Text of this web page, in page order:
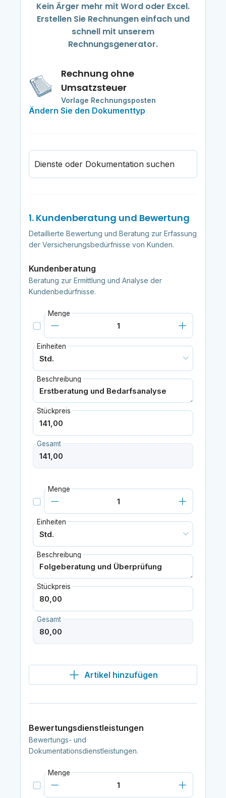
Kein Ärger mehr mit Word oder Excel.
Erstellen Sie Rechnungen einfach und
schnell mit unserem
Rechnungsgenerator.
Rechnung ohne
Umsatzsteuer
Vorlage Rechnungsposten
Ändern Sie den Dokumenttyp
Dienste oder Dokumentation suchen
1. Kundenberatung und Bewertung
Detaillierte Bewertung und Beratung zur Erfassung
der Versicherungsbedürfnisse von Kunden.
Kundenberatung
Beratung zur Ermittlung und Analyse der
Kundenbedürfnisse.
Menge
Einheiten
Beschreibung
Stückpreis
Gesamt
Menge
Einheiten
Beschreibung
Stückpreis
Gesamt
Artikel hinzufügen
Bewertungsdienstleistungen
Bewertungs- und
Dokumentationsdienstleistungen.
Menge